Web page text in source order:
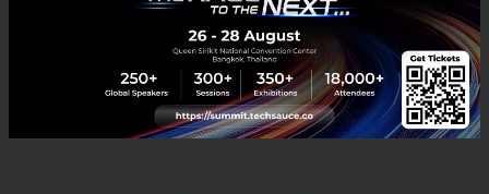
contact@techsauce.co
Tel : 02-001-5375
Mobile : 06-4658-9500